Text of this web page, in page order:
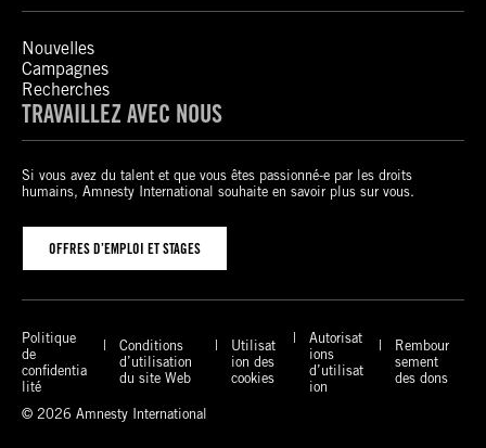
Nouvelles
Campagnes
Recherches
TRAVAILLEZ AVEC NOUS
Si vous avez du talent et que vous êtes passionné-e par les droits
humains, Amnesty International souhaite en savoir plus sur vous.
OFFRES D’EMPLOI ET STAGES
Politique
de
confidentia
lité
Conditions
d’utilisation
du site Web
Utilisat
ion des
cookies
Autorisat
ions
d’utilisat
ion
Rembour
sement
des dons
© 2026 Amnesty International